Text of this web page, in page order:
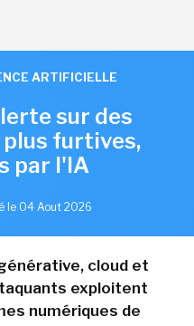
ARTIFICIELLE
sur des
furtives,
par l'IA
le 04 Aout 2026
cloud et
exploitent
numériques de